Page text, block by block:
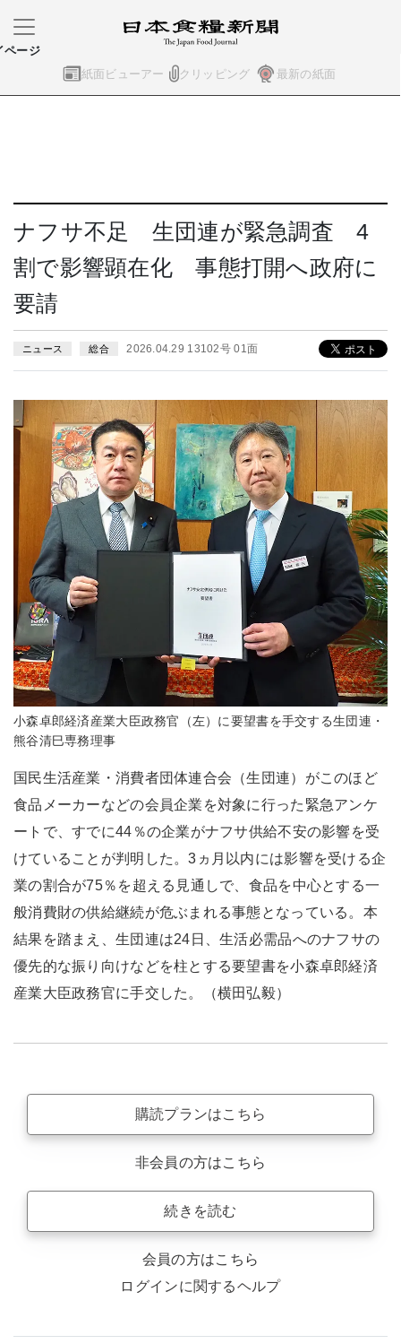
紙面ビューアー クリッピング 最新の紙面
ページ
ナフサ不足 生団連が緊急調査 4
割で影響顕在化 事態打開へ政府に
要請
ニュース 総合 2026.04.29 13102号 01面
小森卓郎経済産業大臣政務官（左）に要望書を手交する生団連・
熊谷清巳専務理事
国民生活産業・消費者団体連合会（生団連）がこのほど
食品メーカーなどの会員企業を対象に行った緊急アンケ
ートで、すでに44％の企業がナフサ供給不安の影響を受
けていることが判明した。3ヵ月以内には影響を受ける企
業の割合が75％を超える見通しで、食品を中心とする一
般消費財の供給継続が危ぶまれる事態となっている。本
結果を踏まえ、生団連は24日、生活必需品へのナフサの
優先的な振り向けなどを柱とする要望書を小森卓郎経済
産業大臣政務官に手交した。（横田弘毅）
購読プランはこちら
非会員の方はこちら
続きを読む
会員の方はこちら
ログインに関するヘルプ